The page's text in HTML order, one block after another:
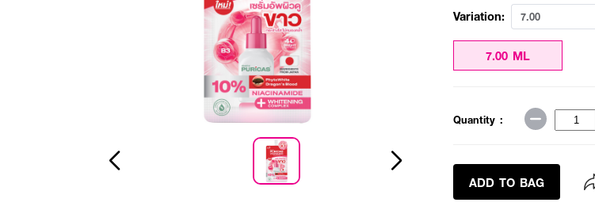
Variation: 7.00
7.00 ML
Quantity :
ADD TO BAG